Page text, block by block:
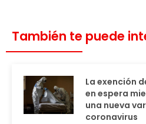
También te puede
La exención
en espera
una nueva
coronavirus